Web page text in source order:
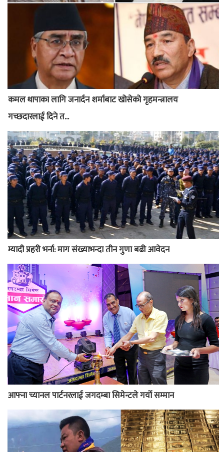
कमल थापाका लागि जनार्दन शर्माबाट खोसेको गृहमन्त्रालय
गच्छदारलाई दिने त...
म्यादी प्रहरी भर्ना: माग संख्याभन्दा तीन गुणा बढी आवेदन
आफ्ना च्यानल पार्टनरलाई जगदम्बा सिमेन्टले गर्यो सम्मान